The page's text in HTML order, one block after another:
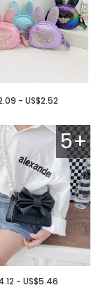
- US$2.52
5+
- US$5.46